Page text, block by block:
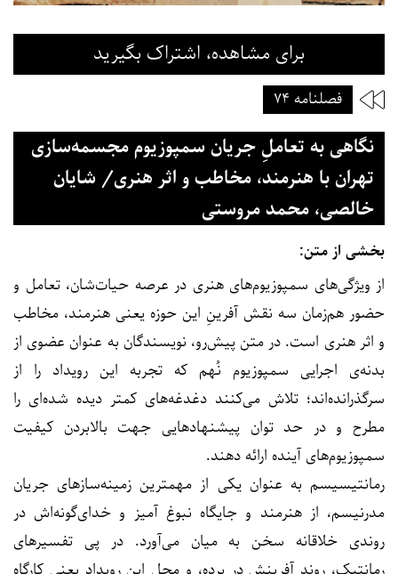
برای مشاهده، اشتراک بگیرید
فصلنامه ۷۴
نگاهی به تعاملِ جریان سمپوزیوم مجسمه‌سازی
تهران با هنرمند، مخاطب و اثر هنری/ شایان
خالصی، محمد مروستی
بخشی از متن:
از ویژگی‌های سمپوزیوم‌های هنری در عرصه حیات‌شان، تعامل و
حضور هم‌زمان سه نقش آفرینِ این حوزه یعنی هنرمند، مخاطب
و اثر هنری است. در متن پیش‌رو، نویسندگان به عنوان عضوی از
بدنه‌ی اجرایی سمپوزیوم نُهم که تجربه این رویداد را از
سرگذرانده‌اند؛ تلاش می‌کنند دغدغه‌های کمتر دیده شده‌ای را
مطرح و در حد توان پیشنهادهایی جهت بالابردن کیفیت
سمپوزیوم‌های آینده ارائه دهند.
رمانتیسیسم به عنوان یکی از مهمترین زمینه‌سازهای جریان
مدرنیسم، از هنرمند و جایگاه نبوغ آمیز و خدای‌گونه‌اش در
روندی خلاقانه سخن به میان می‌آورد. در پی تفسیرهای